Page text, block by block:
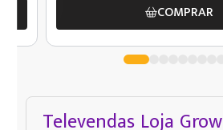
COMPRAR
Televendas Loja Grow